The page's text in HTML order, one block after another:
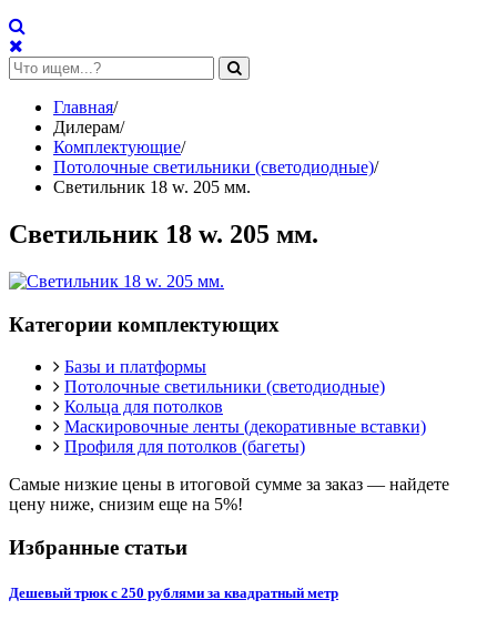
Главная/
Дилерам/
Комплектующие/
Потолочные светильники (светодиодные)/
Светильник 18 w. 205 мм.
Светильник 18 w. 205 мм.
Категории комплектующих
Базы и платформы
Потолочные светильники (светодиодные)
Кольца для потолков
Маскировочные ленты (декоративные вставки)
Профиля для потолков (багеты)
Самые низкие цены в итоговой сумме за заказ — найдете
цену ниже, снизим еще на 5%!
Избранные статьи
Дешевый трюк с 250 рублями за квадратный метр